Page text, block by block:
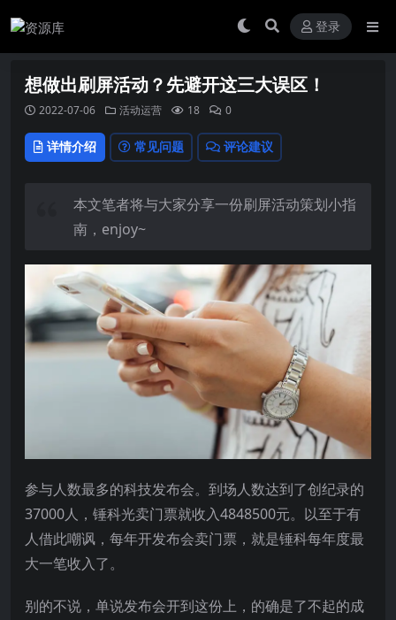
登录
想做出刷屏活动？先避开这三大误区！
2022-07-06 活动运营 18 0
详情介绍 常见问题 评论建议
本文笔者将与大家分享一份刷屏活动策划小指
南，enjoy~
参与人数最多的科技发布会。到场人数达到了创纪录的
37000人，锤科光卖门票就收入4848500元。以至于有
人借此嘲讽，每年开发布会卖门票，就是锤科每年度最
大一笔收入了。
别的不说，单说发布会开到这份上，的确是了不起的成